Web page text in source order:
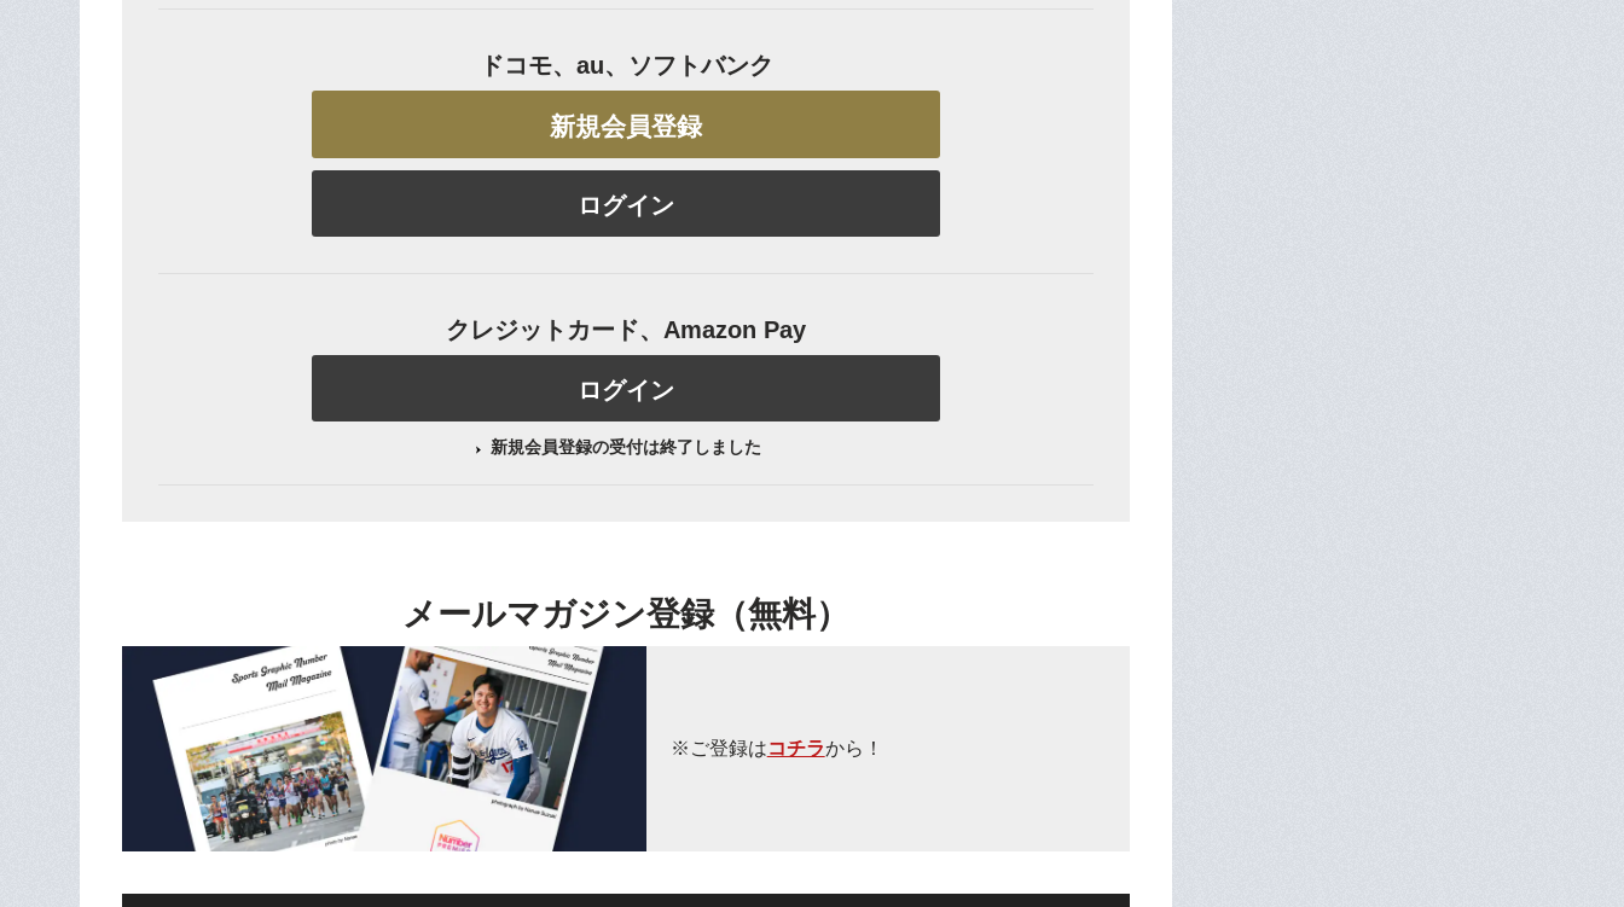
ドコモ、au、ソフトバンク
新規会員登録
ログイン
クレジットカード、Amazon Pay
ログイン
新規会員登録の受付は終了しました
メールマガジン登録（無料）
※ご登録はコチラから！